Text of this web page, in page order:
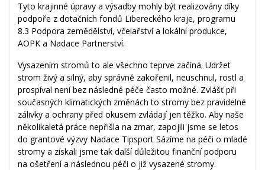
Tyto krajinné úpravy a výsadby mohly být realizovány díky
podpoře z dotačních fondů Libereckého kraje, programu
8.3 Podpora zemědělství, včelařství a lokální produkce,
AOPK a Nadace Partnerství.
Vysazením stromů to ale všechno teprve začíná. Udržet
strom živý a silný, aby správně zakořenil, neuschnul, rostl a
prospíval není bez následné péče často možné. Zvlášť při
současných klimatických změnách to stromy bez pravidelné
zálivky a ochrany před okusem zvládají jen těžko. Aby naše
několikaletá práce nepřišla na zmar, zapojili jsme se letos
do grantové výzvy Nadace Tipsport Sázíme na péči o mladé
stromy a získali jsme tak další důležitou finanční podporu
na ošetření a následnou péči o již vysazené stromy.